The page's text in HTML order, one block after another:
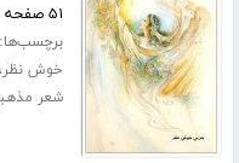
۵۱ صفحه
خوش نظر
شعر